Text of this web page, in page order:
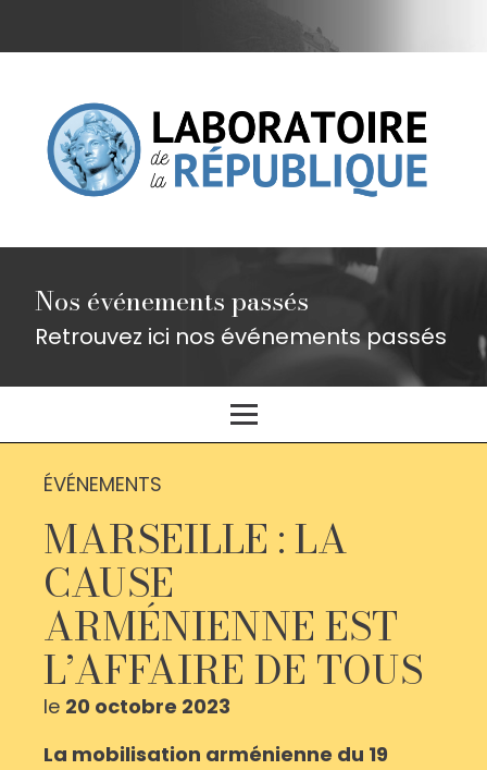
Nos événements passés
Retrouvez ici nos événements passés
ÉVÉNEMENTS
MARSEILLE : LA
CAUSE
ARMÉNIENNE EST
L’AFFAIRE DE TOUS
le 20 octobre 2023
La mobilisation arménienne du 19